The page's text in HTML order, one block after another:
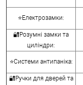
⭐Електрозамки:
🔐Розумні замки та
циліндри:
⭐Системи антипаніка:
🔐Ручки для дверей та